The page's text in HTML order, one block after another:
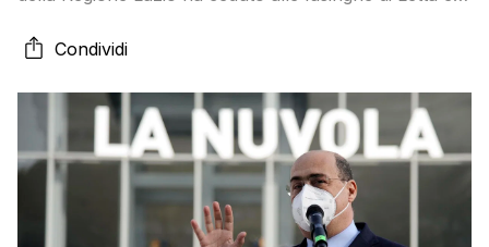
Condividi